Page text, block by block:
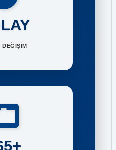
DEĞİŞİM